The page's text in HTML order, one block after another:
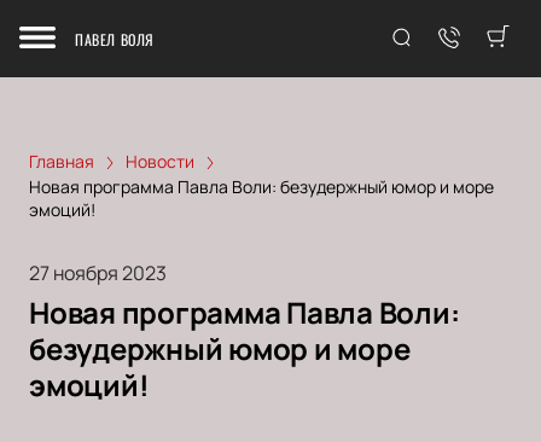
ПАВЕЛ ВОЛЯ
Главная
Новости
Новая программа Павла Воли: безудержный юмор и море
эмоций!
27 ноября 2023
Новая программа Павла Воли:
безудержный юмор и море
эмоций!